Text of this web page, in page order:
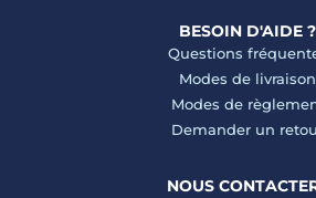
BESOIN D'AIDE ?
Questions
Modes de livraison
Modes de
Demander un
NOUS